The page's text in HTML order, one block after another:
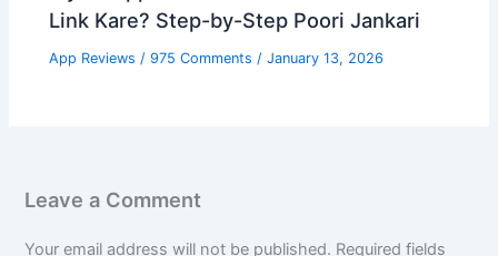
Link Kare? Step-by-Step Poori Jankari
App Reviews /975 Comments /January 13, 2026
Leave a Comment
Your email address will not be published. Required fields